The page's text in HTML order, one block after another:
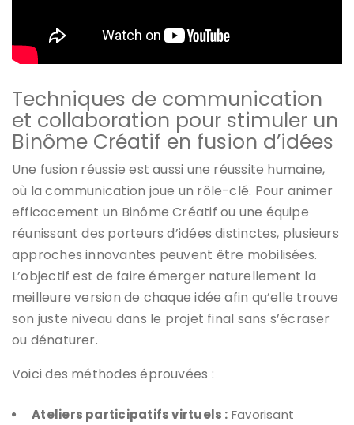
Techniques de communication
et collaboration pour stimuler un
Binôme Créatif en fusion d’idées
Une fusion réussie est aussi une réussite humaine,
où la communication joue un rôle-clé. Pour animer
efficacement un Binôme Créatif ou une équipe
réunissant des porteurs d’idées distinctes, plusieurs
approches innovantes peuvent être mobilisées.
L’objectif est de faire émerger naturellement la
meilleure version de chaque idée afin qu’elle trouve
son juste niveau dans le projet final sans s’écraser
ou dénaturer.
Voici des méthodes éprouvées :
Ateliers participatifs virtuels : Favorisant